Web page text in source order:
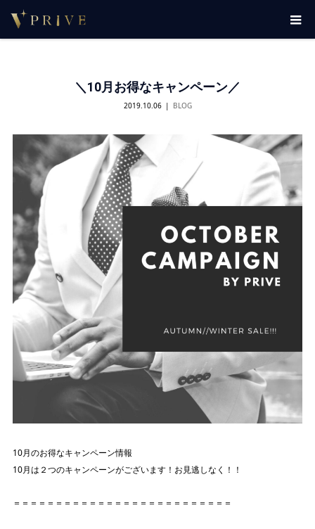
＼10月お得なキャンペーン／
2019.10.06 BLOG
10月のお得なキャンペーン情報
10月は２つのキャンペーンがございます！お見逃しなく！！
＝＝＝＝＝＝＝＝＝＝＝＝＝＝＝＝＝＝＝＝＝＝＝＝＝＝